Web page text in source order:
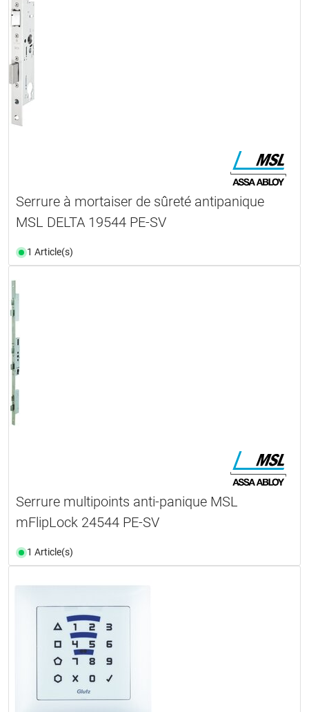
Serrure à mortaiser de sûreté antipanique
MSL DELTA 19544 PE-SV
1 Article(s)
Serrure multipoints anti-panique MSL
mFlipLock 24544 PE-SV
1 Article(s)